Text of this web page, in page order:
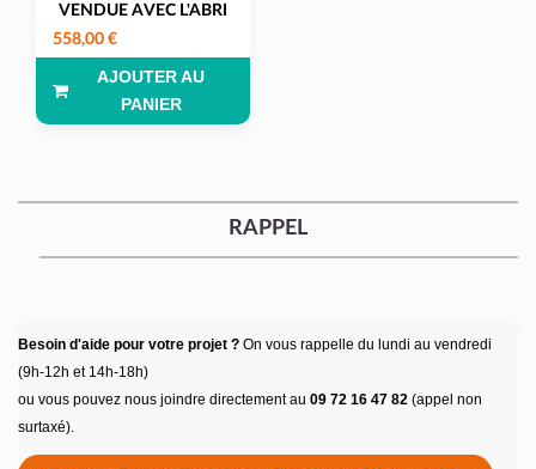
VENDUE AVEC L'ABRI
558,00 €
AJOUTER AU
PANIER
RAPPEL
Besoin d'aide pour votre projet ? On vous rappelle du lundi au vendredi
(9h-12h et 14h-18h)
ou vous pouvez nous joindre directement au 09 72 16 47 82 (appel non
surtaxé).